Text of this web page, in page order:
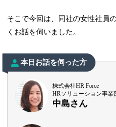
そこで今回は、同社の女性社員
くお話を伺いました。
本日お話を伺った方
株式会社HR Force
HRソリューション事業
中島さん